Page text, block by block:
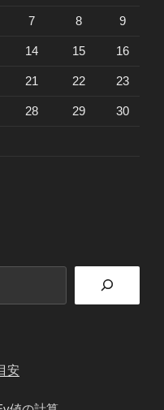
7 8 9
14 15 16
21 22 23
28 29 30
安